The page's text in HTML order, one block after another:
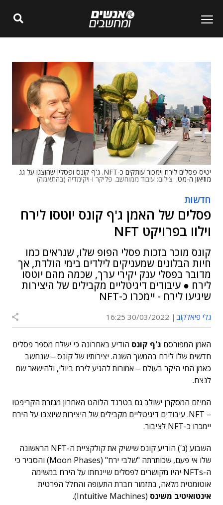
יטיס פסלים לירח וימכור עותקים כ-NFT. ג'ף קונס ופסליו שהוצגו על גג
מוזיאון ה-מט. צילום: עיבוד ממוחשב. פליקר ו-ויקימדיה (בהתאמה)
חדשות
פסלים של האמן ג'ף קונס יוטסו לירח
וילוו בפרויקט NFT
קונס מוכר בזכות פסלי הפופ שלו, שנראים כמו
חיות הבלונים שמעניקים לילדים בימי הולדת, אך
מדובר בפסלי ענק יקירי ערך, שכמה מהם יוטסו
לירח ● עיבודים דיגיטליים מקבילים של היצירות
שיגיעו לירח - יימכרו כ-NFT
גלי פיאלקוב 30/03/2022 16:25
האמן המפורסם ג'ף קונס הודיע באחרונה ​​כי ישלח מספר פסלים
חדשים שלו לירח בהמשך השנה. יצירותיו של קונס – שנחשב
כאמן החי היקר בעולם – אמורות להגיע לירח ביולי, ולהישאר שם
לנצח.
המיזם המסקרן ישולב גם בטרנד הלוהט האחרון מגזרת הקריפטו
– NFT. עיבודים דיגיטליים מקבילים של היצירות שיוצבו על הירח
יימכרו כ-NFT לציבור.
השבוע (ג') הודיע קונס שישיק את קולקציית ה-NFT הראשונה
שלו אי פעם, שכותרתה "שלבי ירח" (Moon Phases) והסביר כי
ה-NFTs יהיו מקושרים לפסלים שיינחתו על הירח במשימה
אוטומטית מלאה, בתזמור חברת התעופה והחלל הפרטית
אינטואיטיב משינס (Intuitive Machines).